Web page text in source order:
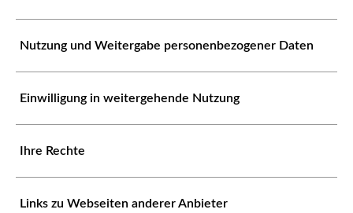
Nutzung und Weitergabe personenbezogener Daten
Einwilligung in weitergehende Nutzung
Ihre Rechte
Links zu Webseiten anderer Anbieter